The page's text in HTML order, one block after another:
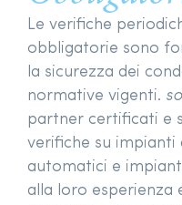
Le verifiche
obbligatorie sono
la sicurezza dei
normative vigenti.
partner certificati e
verifiche su impianti
automatici e
alla loro esperienza